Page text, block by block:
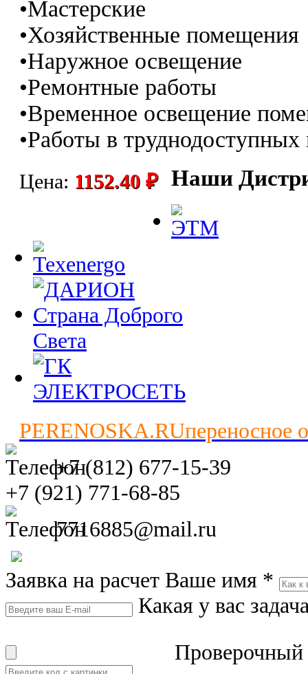
•Мастерские
•Хозяйственные помещения
•Наружное освещение
•Ремонтные работы
•Временное освещение
•Работы в труднодоступных
Цена: 1152.40 ₽ Наши
PERENOSKA.RUпереносное
+7 (812) 677-15-39
+7 (921) 771-68-85
7716885@mail.ru
Заявка на расчет Ваше имя *
Какая у вас